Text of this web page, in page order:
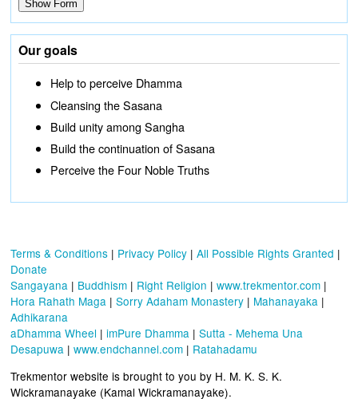
Our goals
Help to perceive Dhamma
Cleansing the Sasana
Build unity among Sangha
Build the continuation of Sasana
Perceive the Four Noble Truths
Terms & Conditions | Privacy Policy | All Possible Rights Granted |
Donate
Sangayana | Buddhism | Right Religion | www.trekmentor.com |
Hora Rahath Maga | Sorry Adaham Monastery | Mahanayaka |
Adhikarana
aDhamma Wheel | imPure Dhamma | Sutta - Mehema Una
Desapuwa | www.endchannel.com | Ratahadamu
Trekmentor website is brought to you by H. M. K. S. K.
Wickramanayake (Kamal Wickramanayake).